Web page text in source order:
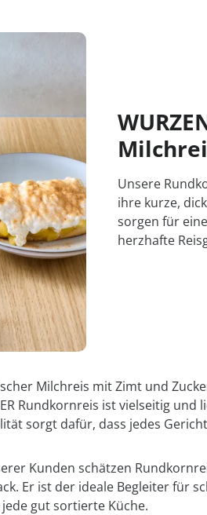
Unsere
ihre kurze,
sorgen für
herzhafte
Milchreis mit Zimt und
Rundkornreis ist vielseitig
sorgt dafür, dass jedes
Kunden schätzen
Er ist der ideale Begleiter für
gut sortierte Küche.